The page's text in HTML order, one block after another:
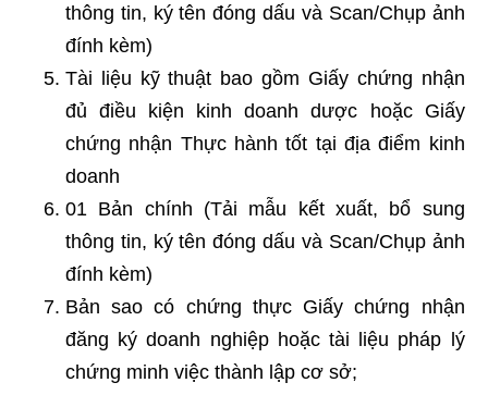
thông tin, ký tên đóng dấu và Scan/Chụp ảnh
đính kèm)
Tài liệu kỹ thuật bao gồm Giấy chứng nhận
đủ điều kiện kinh doanh dược hoặc Giấy
chứng nhận Thực hành tốt tại địa điểm kinh
doanh
01 Bản chính (Tải mẫu kết xuất, bổ sung
thông tin, ký tên đóng dấu và Scan/Chụp ảnh
đính kèm)
Bản sao có chứng thực Giấy chứng nhận
đăng ký doanh nghiệp hoặc tài liệu pháp lý
chứng minh việc thành lập cơ sở;